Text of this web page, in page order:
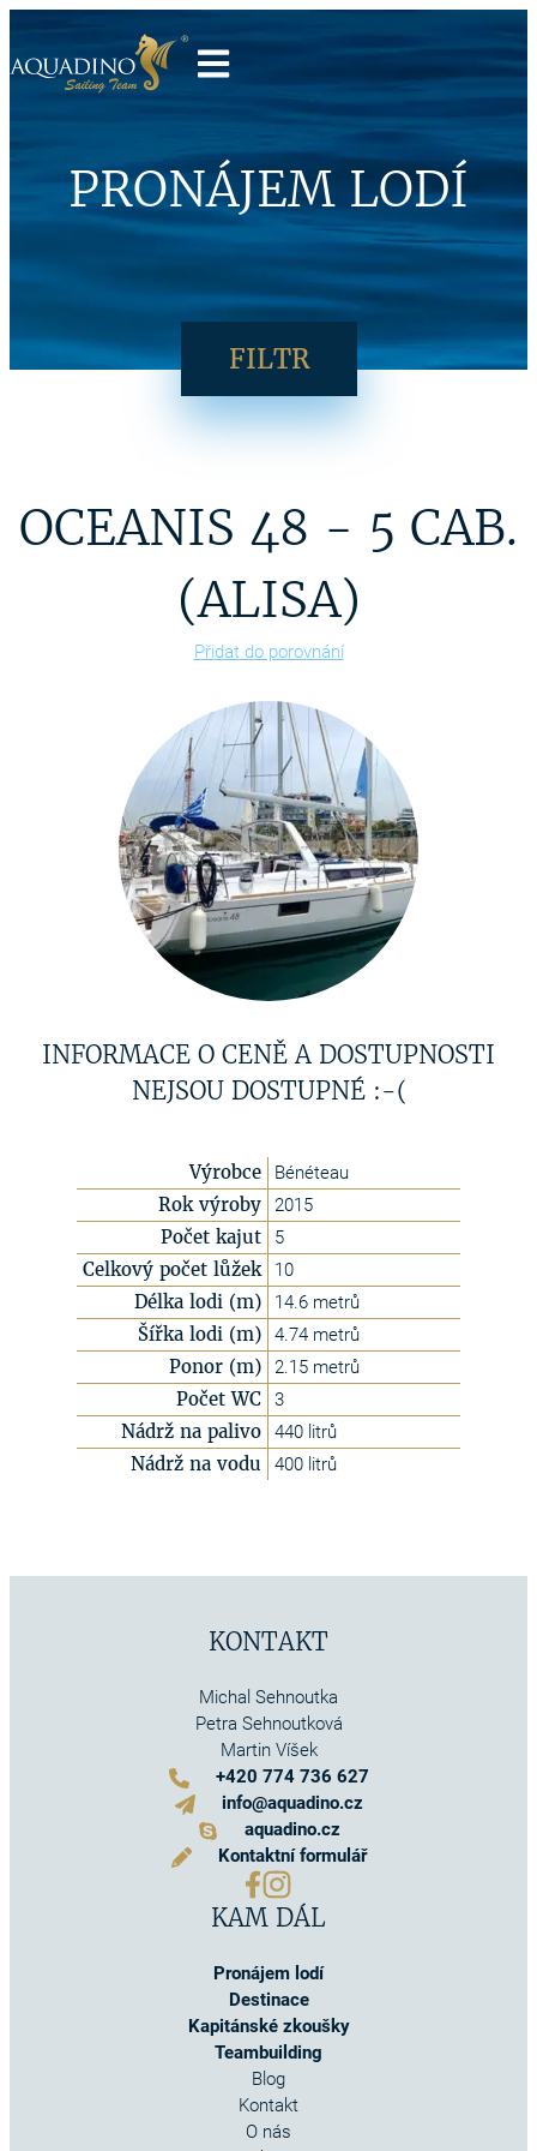
PRONÁJEM LODÍ
FILTR
OCEANIS 48 - 5 CAB.
(ALISA)
Přidat do porovnání
INFORMACE O CENĚ A DOSTUPNOSTI
NEJSOU DOSTUPNÉ :-(
Výrobce Bénéteau
Rok výroby 2015
Počet kajut 5
Celkový počet lůžek 10
Délka lodi (m) 14.6 metrů
Šířka lodi (m) 4.74 metrů
Ponor (m) 2.15 metrů
Počet WC 3
Nádrž na palivo 440 litrů
Nádrž na vodu 400 litrů
KONTAKT
Michal Sehnoutka
Petra Sehnoutková
Martin Víšek
+420 774 736 627
info@aquadino.cz
aquadino.cz
Kontaktní formulář
KAM DÁL
Pronájem lodí
Destinace
Kapitánské zkoušky
Teambuilding
Blog
Kontakt
O nás